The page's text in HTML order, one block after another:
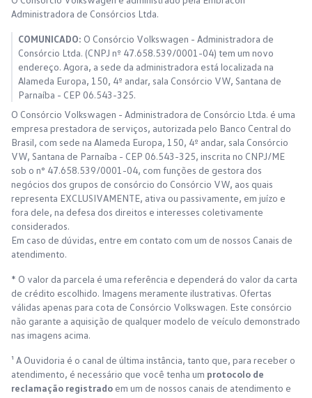
Administradora de Consórcios Ltda.
COMUNICADO: O Consórcio Volkswagen - Administradora de
Consórcio Ltda. (CNPJ nº 47.658.539/0001-04) tem um novo
endereço. Agora, a sede da administradora está localizada na
Alameda Europa, 150, 4º andar, sala Consórcio VW, Santana de
Parnaíba - CEP 06.543-325.
O Consórcio Volkswagen - Administradora de Consórcio Ltda. é uma
empresa prestadora de serviços, autorizada pelo Banco Central do
Brasil, com sede na Alameda Europa, 150, 4º andar, sala Consórcio
VW, Santana de Parnaíba - CEP 06.543-325, inscrita no CNPJ/ME
sob o n° 47.658.539/0001-04, com funções de gestora dos
negócios dos grupos de consórcio do Consórcio VW, aos quais
representa EXCLUSIVAMENTE, ativa ou passivamente, em juízo e
fora dele, na defesa dos direitos e interesses coletivamente
considerados.
Em caso de dúvidas, entre em contato com um de nossos Canais de
atendimento.
* O valor da parcela é uma referência e dependerá do valor da carta
de crédito escolhido. Imagens meramente ilustrativas. Ofertas
válidas apenas para cota de Consórcio Volkswagen. Este consórcio
não garante a aquisição de qualquer modelo de veículo demonstrado
nas imagens acima.
¹ A Ouvidoria é o canal de última instância, tanto que, para receber o
atendimento, é necessário que você tenha um protocolo de
reclamação registrado em um de nossos canais de atendimento e